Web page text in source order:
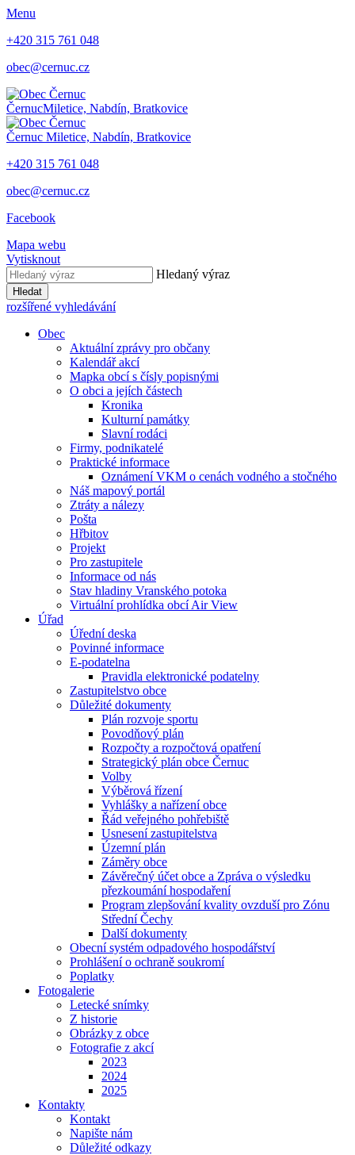
Menu
+420 315 761 048
obec@cernuc.cz
ČernucMiletice, Nabdín, Bratkovice
Černuc Miletice, Nabdín, Bratkovice
+420 315 761 048
obec@cernuc.cz
Facebook
Mapa webu
Vytisknout
Hledaný výraz
Hledat
rozšířené vyhledávání
Obec
Aktuální zprávy pro občany
Kalendář akcí
Mapka obcí s čísly popisnými
O obci a jejích částech
Kronika
Kulturní památky
Slavní rodáci
Firmy, podnikatelé
Praktické informace
Oznámení VKM o cenách vodného a stočného
Náš mapový portál
Ztráty a nálezy
Pošta
Hřbitov
Projekt
Pro zastupitele
Informace od nás
Stav hladiny Vranského potoka
Virtuální prohlídka obcí Air View
Úřad
Úřední deska
Povinné informace
E-podatelna
Pravidla elektronické podatelny
Zastupitelstvo obce
Důležité dokumenty
Plán rozvoje sportu
Povodňový plán
Rozpočty a rozpočtová opatření
Strategický plán obce Černuc
Volby
Výběrová řízení
Vyhlášky a nařízení obce
Řád veřejného pohřebiště
Usnesení zastupitelstva
Územní plán
Záměry obce
Závěrečný účet obce a Zpráva o výsledku
přezkoumání hospodaření
Program zlepšování kvality ovzduší pro Zónu
Střední Čechy
Další dokumenty
Obecní systém odpadového hospodářství
Prohlášení o ochraně soukromí
Poplatky
Fotogalerie
Letecké snímky
Z historie
Obrázky z obce
Fotografie z akcí
2023
2024
2025
Kontakty
Kontakt
Napište nám
Důležité odkazy